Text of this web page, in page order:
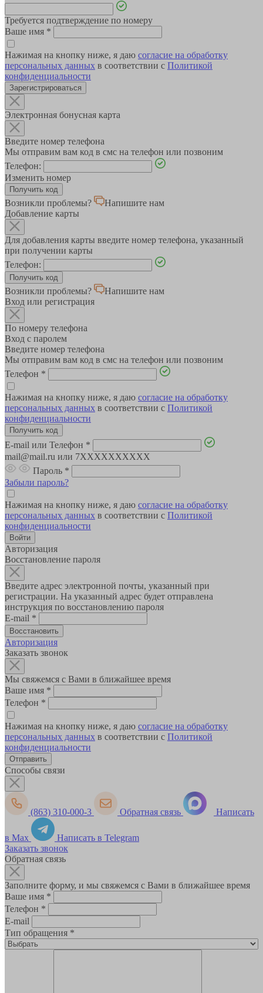
Требуется подтверждение по номеру
Ваше имя *
Нажимая на кнопку ниже, я даю согласие на обработку
персональных данных в соответствии с Политикой
конфиденциальности
Зарегистрироваться
Электронная бонусная карта
Введите номер телефона
Мы отправим вам код в смс на телефон или позвоним
Телефон:
Изменить номер
Возникли проблемы?
Напишите нам
Добавление карты
Для добавления карты введите номер телефона, указанный
при получении карты
Телефон:
Возникли проблемы?
Напишите нам
Вход или регистрация
По номеру телефона
Вход с паролем
Введите номер телефона
Мы отправим вам код в смс на телефон или позвоним
Телефон *
Нажимая на кнопку ниже, я даю согласие на обработку
персональных данных в соответствии с Политикой
конфиденциальности
E-mail или Телефон *
mail@mail.ru или 7XXXXXXXXXX
Пароль *
Забыли пароль?
Нажимая на кнопку ниже, я даю согласие на обработку
персональных данных в соответствии с Политикой
конфиденциальности
Авторизация
Восстановление пароля
Введите адрес электронной почты, указанный при
регистрации. На указанный адрес будет отправлена
инструкция по восстановлению пароля
E-mail *
Авторизация
Заказать звонок
Мы свяжемся с Вами в ближайшее время
Ваше имя *
Телефон *
Нажимая на кнопку ниже, я даю согласие на обработку
персональных данных в соответствии с Политикой
конфиденциальности
Способы связи
(863) 310-000-3 Обратная связь Написать
в Max
Написать в Telegram
Заказать звонок
Обратная связь
Заполните форму, и мы свяжемся с Вами в ближайшее время
Ваше имя *
Телефон *
E-mail
Тип обращения *